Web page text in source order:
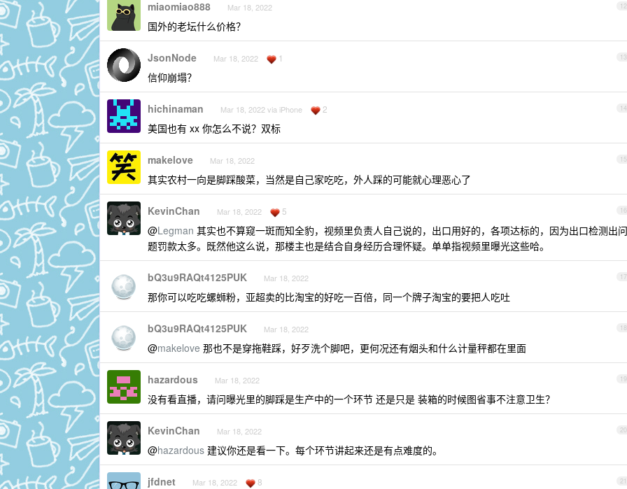
12
miaomiao888 Mar 18, 2022
国外的老坛什么价格？
13
JsonNode Mar 18, 2022 1
信仰崩塌？
14
hichinaman Mar 18, 2022 via iPhone 2
美国也有 xx 你怎么不说？双标
15
makelove Mar 18, 2022
其实农村一向是脚踩酸菜，当然是自己家吃吃，外人踩的可能就心理恶心了
16
KevinChan Mar 18, 2022 5
@Legman 其实也不算窥一斑而知全豹，视频里负责人自己说的，出口用好的，各项达标的，因为出口检测出问
题罚款太多。既然他这么说，那楼主也是结合自身经历合理怀疑。单单指视频里曝光这些哈。
17
bQ3u9RAQt4125PUK Mar 18, 2022
那你可以吃吃螺蛳粉，亚超卖的比淘宝的好吃一百倍，同一个牌子淘宝的要把人吃吐
18
bQ3u9RAQt4125PUK Mar 18, 2022
@makelove 那也不是穿拖鞋踩，好歹洗个脚吧，更何况还有烟头和什么计量秤都在里面
19
hazardous Mar 18, 2022
没有看直播，请问曝光里的脚踩是生产中的一个环节 还是只是 装箱的时候图省事不注意卫生？
20
KevinChan Mar 18, 2022
@hazardous 建议你还是看一下。每个环节讲起来还是有点难度的。
21
jfdnet Mar 18, 2022 8